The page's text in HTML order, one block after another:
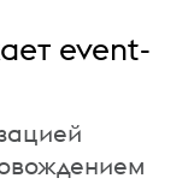
event-